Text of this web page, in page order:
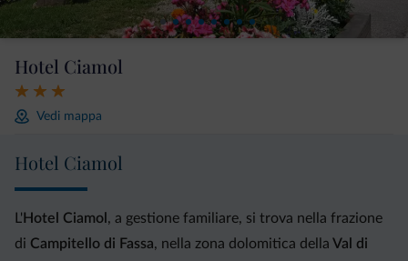
Hotel Ciamol
Vedi mappa
Hotel Ciamol
L' Hotel Ciamol , a gestione familiare, si trova nella frazione
di Campitello di Fassa, nella zona dolomitica della Val di